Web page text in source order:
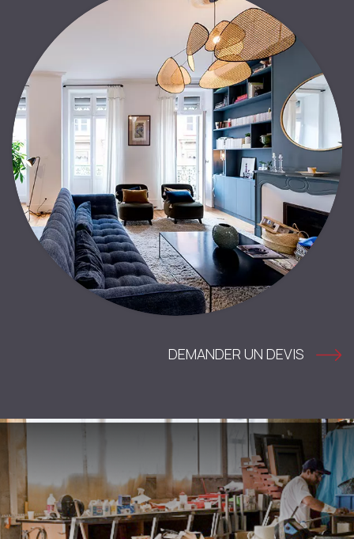
DEMANDER UN DEVIS